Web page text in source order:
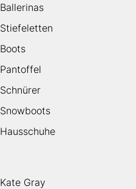
Ballerinas
Stiefeletten
Boots
Pantoffel
Schnürer
Snowboots
Hausschuhe
Kate Gray